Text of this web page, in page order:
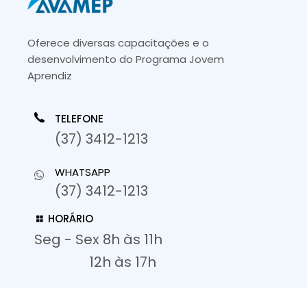
Oferece diversas capacitações e o
desenvolvimento do Programa Jovem
Aprendiz
TELEFONE
(37) 3412-1213
WHATSAPP
(37) 3412-1213
HORÁRIO
Seg - Sex 8h às 11h
12h às 17h